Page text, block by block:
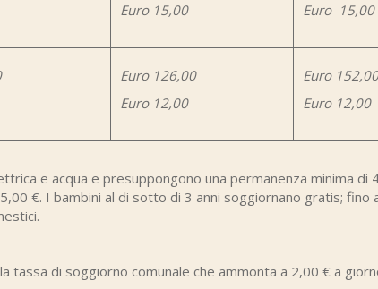
Euro 15,00
Euro 15,00
Euro 126,00
Euro 12,00
Euro 152,00
Euro 12,00
e acqua e presuppongono una permanenza minima di
€. I bambini al di sotto di 3 anni soggiornano gratis; fino
tassa di soggiorno comunale che ammonta a 2,00 € a